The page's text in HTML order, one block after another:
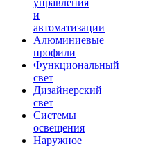
управления
и
автоматизации
Алюминиевые
профили
Функциональный
свет
Дизайнерский
свет
Системы
освещения
Наружное